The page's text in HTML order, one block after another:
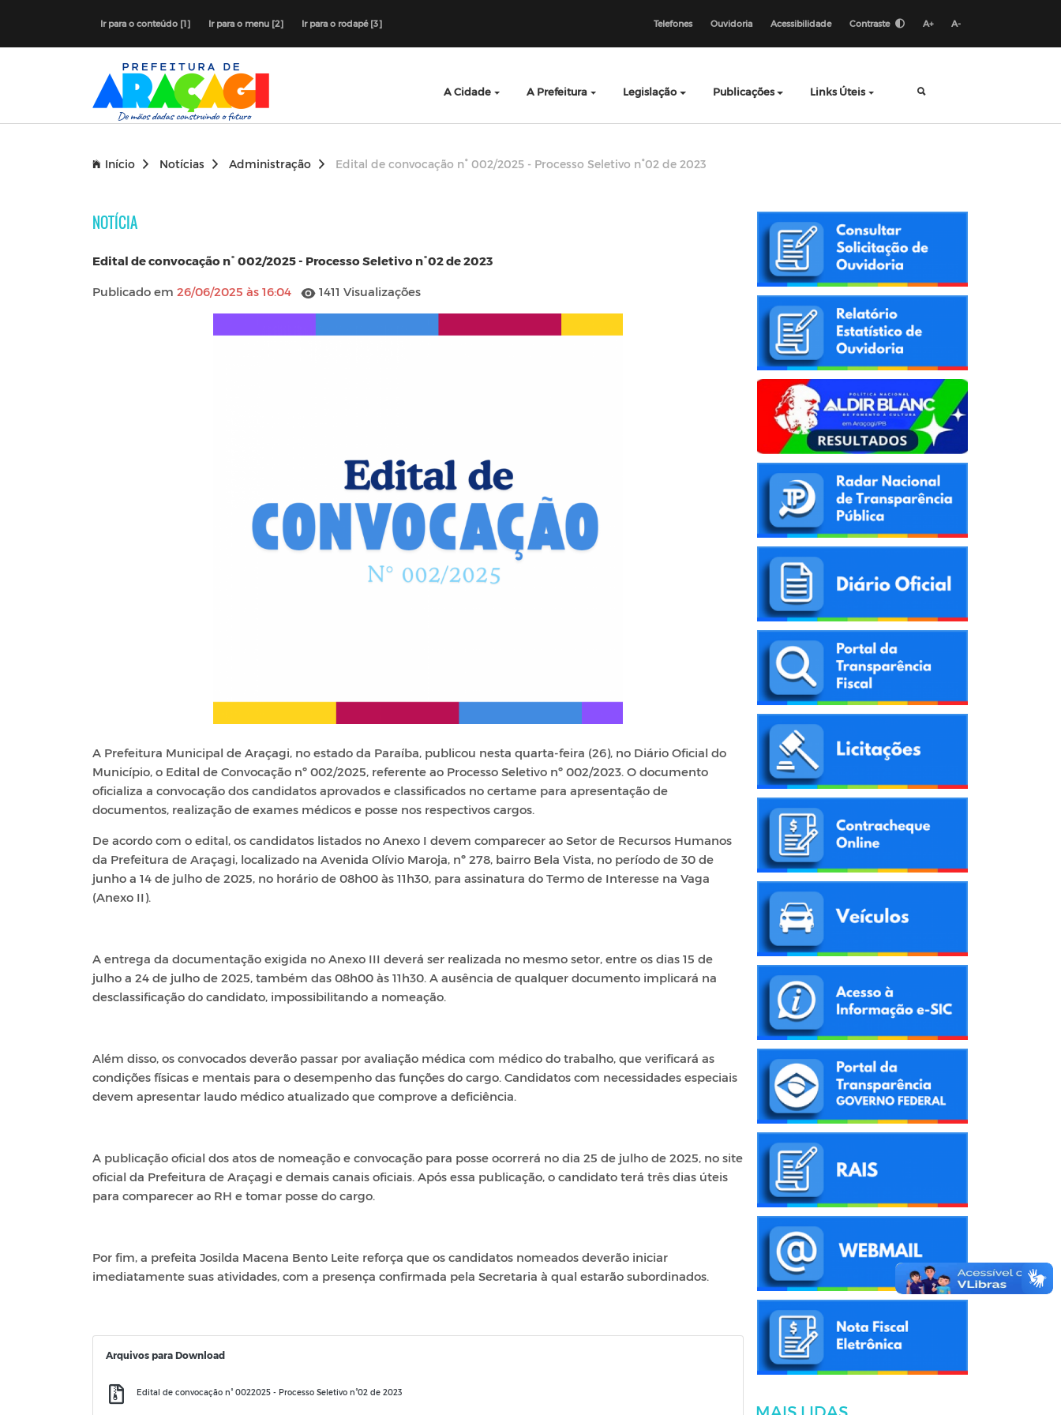
Ir para o conteúdo [1] Ir para o menu [2] Ir para o rodapé [3] Telefones Ouvidoria Acessibilidade Contraste A+ A-
A Cidade A Prefeitura Legislação Publicações Links Úteis
Início Notícias Administração Edital de convocação n° 002/2025 - Processo Seletivo n°02 de 2023
NOTÍCIA
Edital de convocação n° 002/2025 - Processo Seletivo n°02 de 2023
Publicado em 26/06/2025 às 16:04 1411 Visualizações
A Prefeitura Municipal de Araçagi, no estado da Paraíba, publicou nesta quarta-feira (26), no Diário Oficial do
Município, o Edital de Convocação nº 002/2025, referente ao Processo Seletivo nº 002/2023. O documento
oficializa a convocação dos candidatos aprovados e classificados no certame para apresentação de
documentos, realização de exames médicos e posse nos respectivos cargos.
De acordo com o edital, os candidatos listados no Anexo I devem comparecer ao Setor de Recursos Humanos
da Prefeitura de Araçagi, localizado na Avenida Olívio Maroja, nº 278, bairro Bela Vista, no período de 30 de
junho a 14 de julho de 2025, no horário de 08h00 às 11h30, para assinatura do Termo de Interesse na Vaga
(Anexo II).
A entrega da documentação exigida no Anexo III deverá ser realizada no mesmo setor, entre os dias 15 de
julho a 24 de julho de 2025, também das 08h00 às 11h30. A ausência de qualquer documento implicará na
desclassificação do candidato, impossibilitando a nomeação.
Além disso, os convocados deverão passar por avaliação médica com médico do trabalho, que verificará as
condições físicas e mentais para o desempenho das funções do cargo. Candidatos com necessidades especiais
devem apresentar laudo médico atualizado que comprove a deficiência.
A publicação oficial dos atos de nomeação e convocação para posse ocorrerá no dia 25 de julho de 2025, no site
oficial da Prefeitura de Araçagi e demais canais oficiais. Após essa publicação, o candidato terá três dias úteis
para comparecer ao RH e tomar posse do cargo.
Por fim, a prefeita Josilda Macena Bento Leite reforça que os candidatos nomeados deverão iniciar
imediatamente suas atividades, com a presença confirmada pela Secretaria à qual estarão subordinados.
Arquivos para Download
Edital de convocação n° 0022025 - Processo Seletivo n°02 de 2023